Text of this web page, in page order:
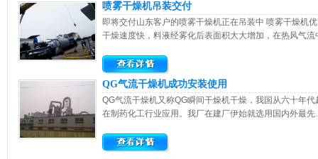
喷雾干燥机吊装交付
即将交付山东客户的喷雾干燥机正在吊装中 喷雾干燥机
干燥速度快，料液经雾化后表面积大大增加，在热风气
QG气流干燥机成功安装使用
QG气流干燥机又称QG瞬间干燥机干燥，我国从六十年代
在制药化工行业应用。我厂在建厂伊始就选用国内外最